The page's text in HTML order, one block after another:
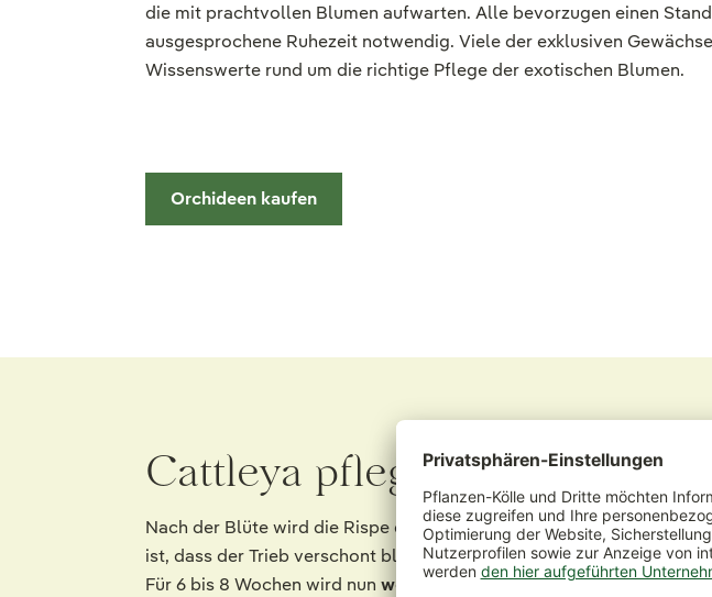
die mit prachtvollen Blumen aufwarten. Alle bevorzugen einen
ausgesprochene Ruhezeit notwendig. Viele der exklusiven
Wissenswerte rund um die richtige Pflege der exotischen Blumen.
Orchideen kaufen
Cattleya pflegen
Nach der Blüte wird die Rispe der Cattleya komplett abgeschnitten,
ist, dass der Trieb verschont bleibt und nur der eingetrocknete
Für 6 bis 8 Wochen wird nun wenig gegossen und nicht gedüngt.